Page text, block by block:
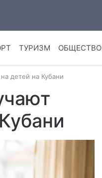
ТУРИЗМ ОБЩЕСТВО
детей на Кубани